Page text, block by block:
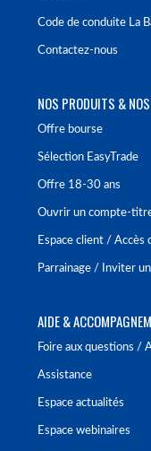
Code de conduite La
Contactez-nous
NOS PRODUITS &
Offre bourse
Sélection EasyTrade
Offre 18-30 ans
Ouvrir un compte-
Espace client / Accès
Parrainage / Inviter
AIDE &
Foire aux questions /
Assistance
Espace actualités
Espace webinaires